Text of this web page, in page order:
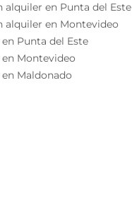
al
y
alquiler en Punta del Este
alquiler en Montevideo
Punta del Este
en Montevideo
Maldonado